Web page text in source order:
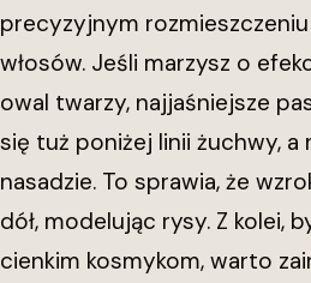
precyzyjnym rozmieszczeniu
włosów. Jeśli marzysz o
owal twarzy, najjaśniejsze
się tuż poniżej linii żuchwy, a
nasadzie. To sprawia, że
dół, modelując rysy. Z kolei,
cienkim kosmykom, warto